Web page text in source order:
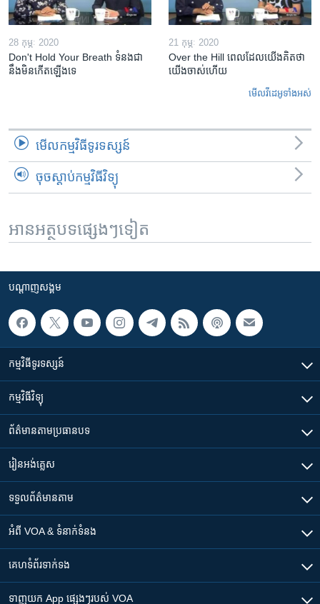
28 កុម្ភៈ 2020
Don't Hold Your Breath ទំនងជា​
នឹង​មិន​កើត​ឡើង​ទេ
21 កុម្ភៈ 2020
Over the Hill ពេល​ដែល​យើង​គិត​ថា
យើង​ចាស់​ហើយ
មើល​វីដេអូ​ទាំង​អស់
មើល​កម្មវិធី​ទូរទស្សន៍
ចុចស្តាប់កម្មវិធីវិទ្យុ
អានអត្ថបទផ្សេងៗទៀត
បណ្តាញ​សង្គម
កម្មវិធី​ទូរទស្សន៍
កម្មវិធី​វិទ្យុ
ព័ត៌មាន​តាមប្រធានបទ​
រៀន​​អង់គ្លេស
ទទួល​ព័ត៌មាន​តាម
អំពី​ VOA & ទំនាក់ទំនង
គេហទំព័រ​​ទាក់ទង
ទាញយក​ App ផ្សេងៗ​របស់​ VOA